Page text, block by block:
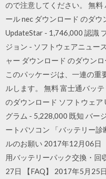
ので注意してください。 無
ール nec ダウンロード のダ
UpdateStar - 1,746,000 認識
ジョン - ソフトウェアニュー
ャー ダウンロード のダウン
このパッケージは、一連の重
ルします。 無料 富士通バッ
のダウンロード ソフトウェア
グラム - 5,228,000 既知 バー
ートパソコン 「バッテリー
ルのお願い 2017年12月06日
用バッテリーパック交換・回
27日 【FAQ】 2017年5月25